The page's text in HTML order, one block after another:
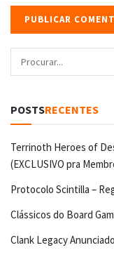
POSTSRECENTES
Terrinoth Heroes of
(EXCLUSIVO pra
Protocolo Scintilla –
Clássicos do Board
Clank Legacy